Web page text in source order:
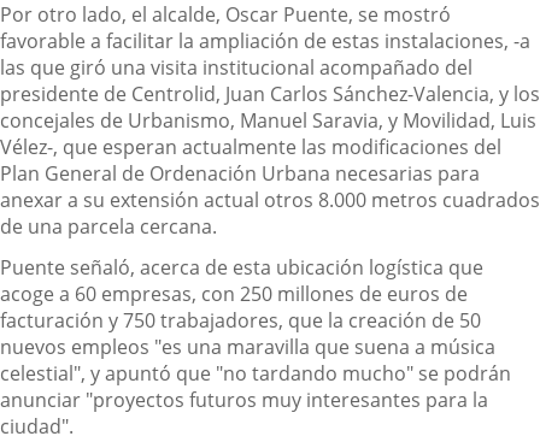
Por otro lado, el alcalde, Oscar Puente, se mostró
favorable a facilitar la ampliación de estas instalaciones, -a
las que giró una visita institucional acompañado del
presidente de Centrolid, Juan Carlos Sánchez-Valencia, y los
concejales de Urbanismo, Manuel Saravia, y Movilidad, Luis
Vélez-, que esperan actualmente las modificaciones del
Plan General de Ordenación Urbana necesarias para
anexar a su extensión actual otros 8.000 metros cuadrados
de una parcela cercana.
Puente señaló, acerca de esta ubicación logística que
acoge a 60 empresas, con 250 millones de euros de
facturación y 750 trabajadores, que la creación de 50
nuevos empleos "es una maravilla que suena a música
celestial", y apuntó que "no tardando mucho" se podrán
anunciar "proyectos futuros muy interesantes para la
ciudad".